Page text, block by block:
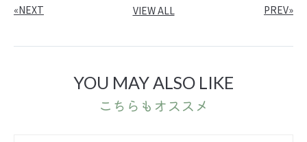
«NEXT PREV»
VIEW ALL
YOU MAY ALSO LIKE
こちらもオススメ